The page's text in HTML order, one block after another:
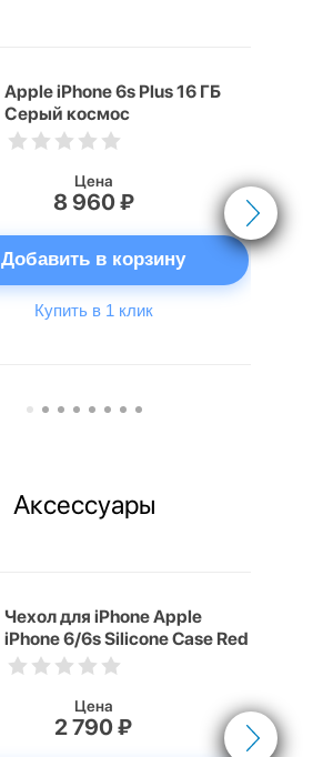
Apple iPhone 6s Plus 16 ГБ
Серый космос
Цена
8 960 ₽
Добавить в корзину
Купить в 1 клик
Аксессуары
Чехол для iPhone Apple
iPhone 6/6s Silicone Case Red
Цена
2 790 ₽